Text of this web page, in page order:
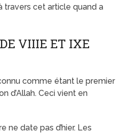
travers cet article quand a
VIIIE ET IXE
comme étant le premier
d’Allah. Ceci vient en
ne date pas d’hier. Les